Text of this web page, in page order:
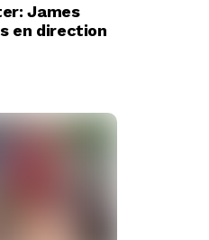
James
en direction